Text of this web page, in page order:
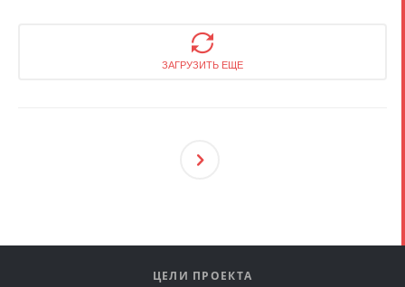
ЗАГРУЗИТЬ ЕЩЕ
Ующ
ЦЕЛИ ПРОЕКТА